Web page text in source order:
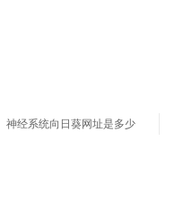
神经系统向日葵网址是多少